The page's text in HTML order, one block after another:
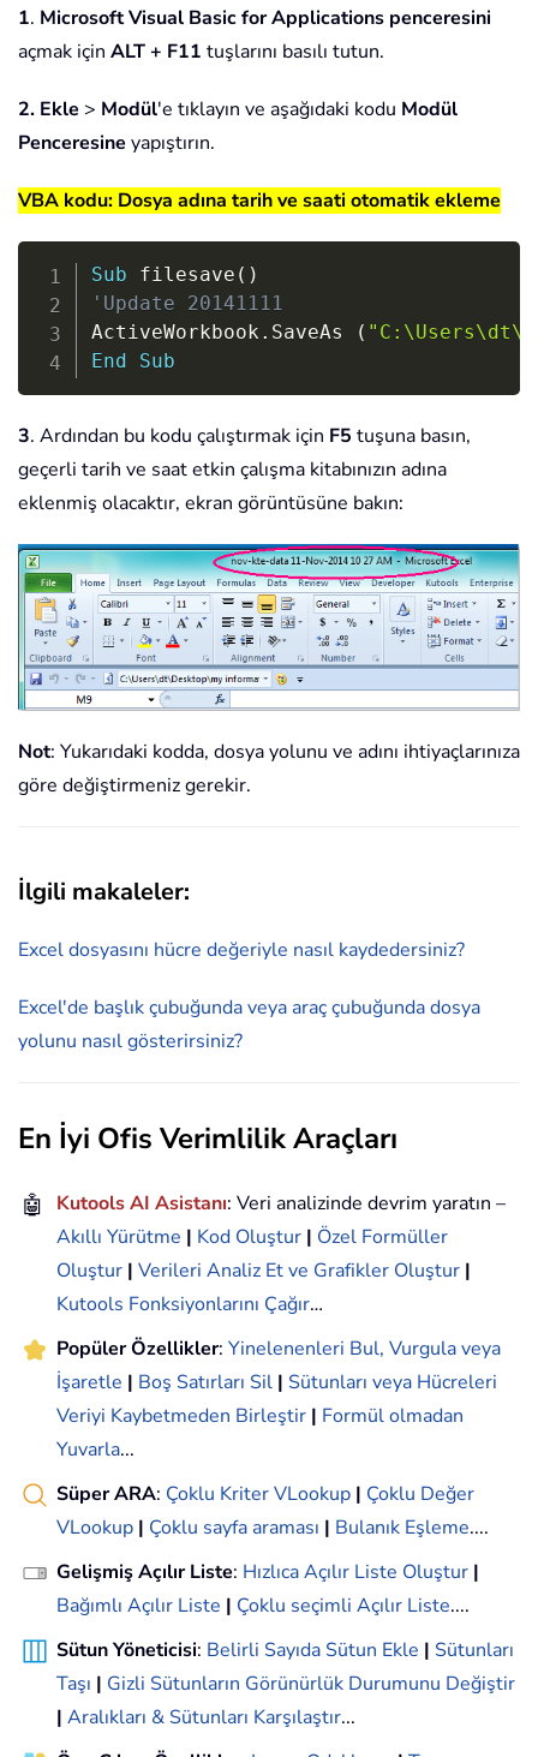
1. Microsoft Visual Basic for Applications penceresini
açmak için ALT + F11 tuşlarını basılı tutun.
2. Ekle > Modül'e tıklayın ve aşağıdaki kodu Modül
Penceresine yapıştırın.
VBA kodu: Dosya adına tarih ve saati otomatik ekleme
Sub filesave ( )
'Update 20141111
ActiveWorkbook . SaveAs (
End
Sub
3. Ardından bu kodu çalıştırmak için F5 tuşuna basın,
geçerli tarih ve saat etkin çalışma kitabınızın adına
eklenmiş olacaktır, ekran görüntüsüne bakın:
Not: Yukarıdaki kodda, dosya yolunu ve adını ihtiyaçlarınıza
göre değiştirmeniz gerekir.
İlgili makaleler:
Excel dosyasını hücre değeriyle nasıl kaydedersiniz?
Excel'de başlık çubuğunda veya araç çubuğunda dosya
yolunu nasıl gösterirsiniz?
En İyi Ofis Verimlilik Araçları
🤖 Kutools AI Asistanı: Veri analizinde devrim yaratın –
Akıllı Yürütme | Kod Oluştur | Özel Formüller
Oluştur | Verileri Analiz Et ve Grafikler Oluştur |
Kutools Fonksiyonlarını Çağır…
Popüler Özellikler: Yinelenenleri Bul, Vurgula veya
İşaretle | Boş Satırları Sil | Sütunları veya Hücreleri
Veriyi Kaybetmeden Birleştir | Formül olmadan
Yuvarla...
Süper ARA: Çoklu Kriter VLookup | Çoklu Değer
VLookup | Çoklu sayfa araması | Bulanık Eşleme....
Gelişmiş Açılır Liste: Hızlıca Açılır Liste Oluştur |
Bağımlı Açılır Liste | Çoklu seçimli Açılır Liste....
Sütun Yöneticisi: Belirli Sayıda Sütun Ekle | Sütunları
Taşı | Gizli Sütunların Görünürlük Durumunu Değiştir
| Aralıkları & Sütunları Karşılaştır...